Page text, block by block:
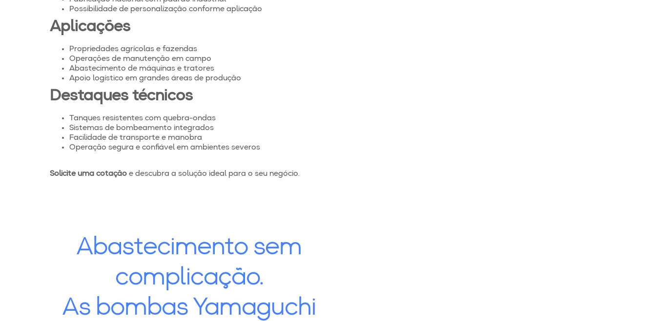
Possibilidade de personalização conforme aplicação
Aplicações
Propriedades agrícolas e fazendas
Operações de manutenção em campo
Abastecimento de máquinas e tratores
Apoio logístico em grandes áreas de produção
Destaques técnicos
Tanques resistentes com quebra-ondas
Sistemas de bombeamento integrados
Facilidade de transporte e manobra
Operação segura e confiável em ambientes severos
Solicite uma cotação e descubra a solução ideal para o seu negócio.
Abastecimento sem
complicação.
As bombas Yamaguchi